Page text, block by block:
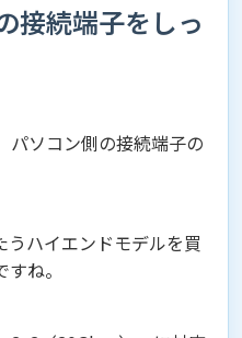
接続端子をしっ
パソコン側の接続端子の
ハイエンドモデルを買
ね。